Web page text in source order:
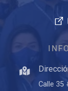
Calle 35